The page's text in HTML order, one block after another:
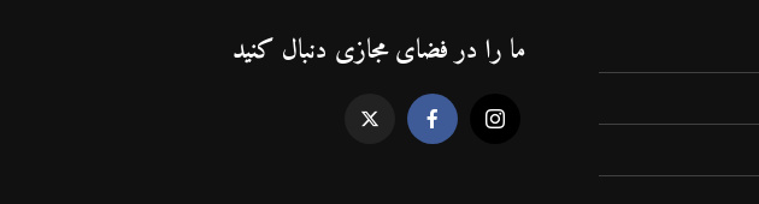
ما را در فضای مجازی دنبال کنید